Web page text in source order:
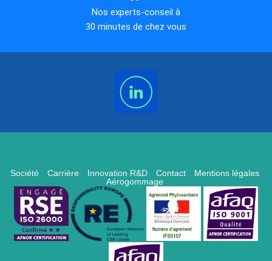
Nos experts-conseil à
30 minutes de chez vous
Société Carrière Innovation R&D Contact
Mentions légales
Aérogommage